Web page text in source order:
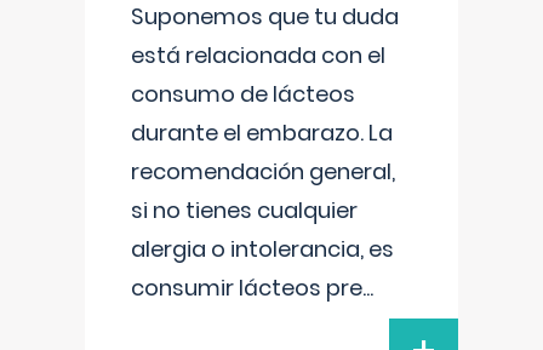
Suponemos que tu duda
está relacionada con el
consumo de lácteos
durante el embarazo. La
recomendación general,
si no tienes cualquier
alergia o intolerancia, es
consumir lácteos pre...